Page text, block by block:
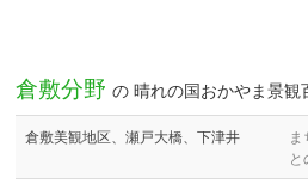
倉敷分野 の 晴れの国おかやま景観
倉敷美観地区、瀬戸大橋、下津井
と